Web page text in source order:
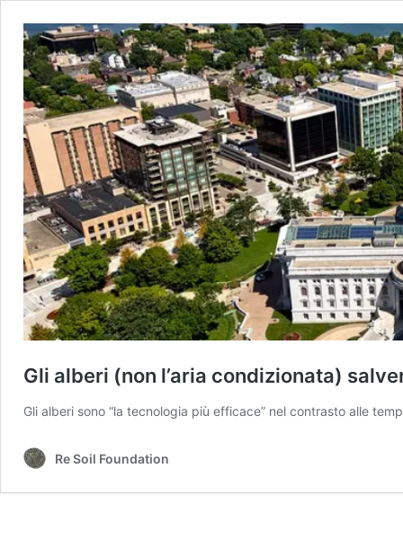
Gli alberi (non l’aria condizionata)
Gli alberi sono “la tecnologia più efficace” nel contrasto alle
Re Soil Foundation